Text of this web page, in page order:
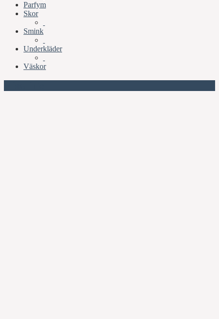
Parfym
Skor
Smink
Underkläder
Väskor